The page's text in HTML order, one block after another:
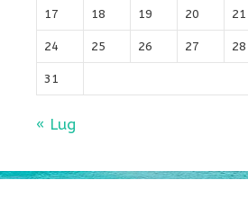
17 18 19 20 21
24 25 26 27 28
31
« Lug